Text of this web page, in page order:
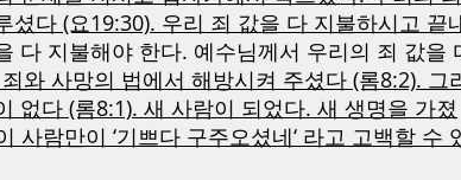
다 (요19:30). 우리 죄 값을 다 지불하시고 끝
다 지불해야 한다. 예수님께서 우리의 죄 값을
와 사망의 법에서 해방시켜 주셨다 (롬8:2). 그
없다 (롬8:1). 새 사람이 되었다. 새 생명을 가졌
람만이 ‘기쁘다 구주오셨네‘ 라고 고백할 수